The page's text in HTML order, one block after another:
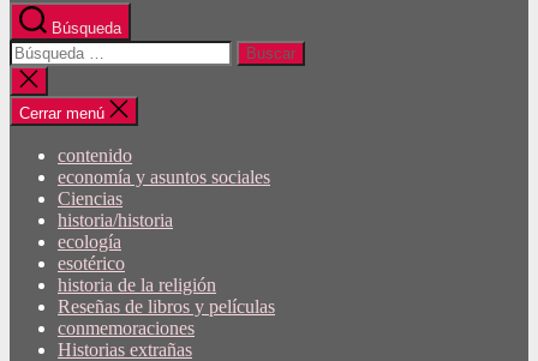
Búsqueda
Buscar:
Cerrar
búsqueda
Cerrar menú
contenido
economía y asuntos sociales
Ciencias
historia/historia
ecología
esotérico
historia de la religión
Reseñas de libros y películas
conmemoraciones
Historias extrañas